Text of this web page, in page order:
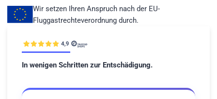
Wir setzen Ihren Anspruch nach der EU-
Fluggastrechteverordnung durch.
In wenigen Schritten zur Entschädigung.